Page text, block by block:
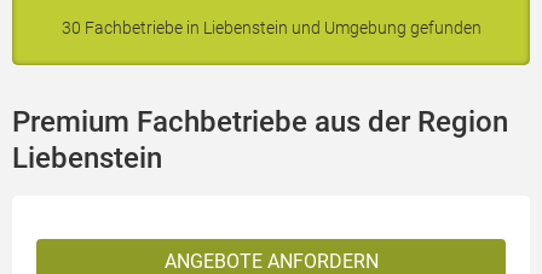
30 Fachbetriebe in Liebenstein und Umgebung gefunden
Premium Fachbetriebe aus der Region
Liebenstein
ANGEBOTE ANFORDERN